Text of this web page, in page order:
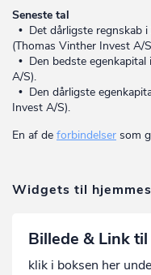
Seneste tal
• Det dårligste regnskab
(Thomas Vinther Invest A/
• Den bedste
A/S).
• Den dårligste
Invest A/S).
En af de forbindelser som
Widgets til
Billede & Link
klik i boksen her